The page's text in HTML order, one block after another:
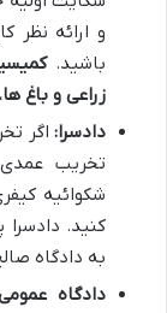
و ارائه نظر
باشید.
زراعی و باغ ها
دادسرا: اگر
تخریب
شکوائیه
کنید. دادسرا
به دادگاه
دادگاه